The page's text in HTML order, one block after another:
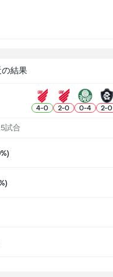
の結果
4-0 2-0 0-4 2-0
試合